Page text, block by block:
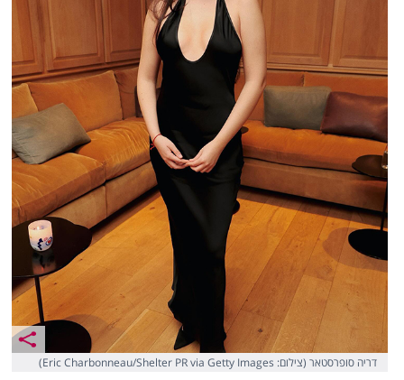
דריה סופרסטאר (צילום: Eric Charbonneau/Shelter PR via Getty Images)